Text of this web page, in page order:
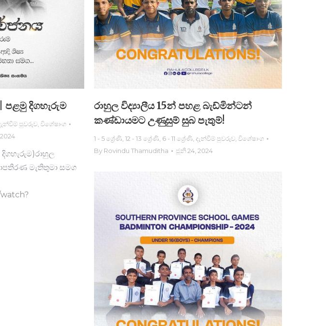
දිගහැරුම
පුවරුව විශේෂාංග
මැතිතුමා සමග
රාහුල විද්‍යාලීය 15න් පහළ බැඩ්මින්ටන්
කණ්ඩායමට උණුසුම් සුබ පැතුම්!
1 - 5 ශ්‍රේණි 12 - 13 ශ්‍රේණි 6 - 11 ශ්‍රේණි දැන්වීම් පුවරුව විශේෂාංග
By Rovindu Thamuditha ජූනි 24, 2024